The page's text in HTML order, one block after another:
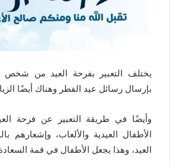
يختلف التعبير بفرحة العيد من شخص
بإرسال رسائل عيد الفطر وهناك أيضًا
وأيضًا في طريقة التعبير عن فرحة
الأطفال العيدية والألعاب، وإشعارهم
العيد، وهذا يجعل الأطفال في قمة